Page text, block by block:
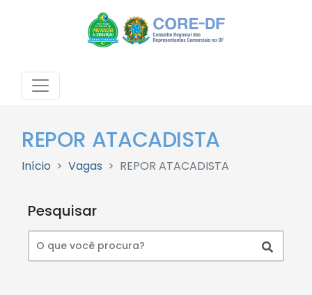
REPOR ATACADISTA
Início Vagas REPOR ATACADISTA
Pesquisar